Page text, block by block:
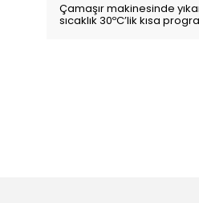
Çamaşır makinesinde
sıcaklık 30ºC’lik kısa